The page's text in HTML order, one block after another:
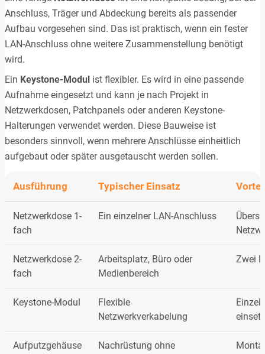
Anschluss, Träger und Abdeckung bereits als passender
Aufbau vorgesehen sind. Das ist praktisch, wenn ein fester
LAN-Anschluss ohne weitere Zusammenstellung benötigt
wird.
Ein Keystone-Modul ist flexibler. Es wird in eine passende
Aufnahme eingesetzt und kann je nach Projekt in
Netzwerkdosen, Patchpanels oder anderen Keystone-
Halterungen verwendet werden. Diese Bauweise ist
besonders sinnvoll, wenn mehrere Anschlüsse einheitlich
aufgebaut oder später ausgetauscht werden sollen.
Ausführung Typischer Einsatz
Netzwerkdose 1-
fach
Ein einzelner LAN-Anschluss
Netzwerkdose 2-
fach
Arbeitsplatz, Büro oder
Medienbereich
Zwei
Keystone-Modul
Flexible
Netzwerkverkabelung
Aufputzgehäuse
Nachrüstung ohne